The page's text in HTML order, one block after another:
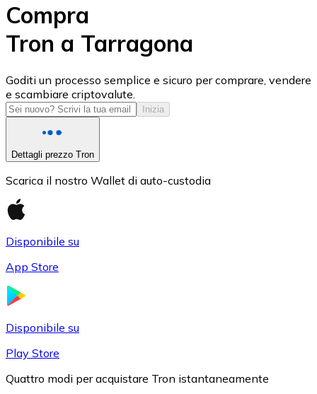
USD Coin
USDC
Compra
Tron a Tarragona
Goditi un processo semplice e sicuro per comprare, vendere
e scambiare criptovalute.
Inizia
Dettagli prezzo Tron
Scarica il nostro Wallet di auto-custodia
Disponibile su
App Store
Disponibile su
Play Store
Quattro modi per acquistare Tron istantaneamente